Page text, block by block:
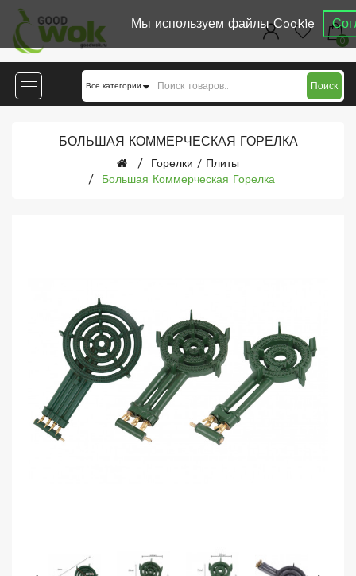
0
Поиск
БОЛЬШАЯ КОММЕРЧЕСКАЯ ГОРЕЛКА
Горелки / Плиты
Большая Коммерческая Горелка
Мы используем файлы Сookie